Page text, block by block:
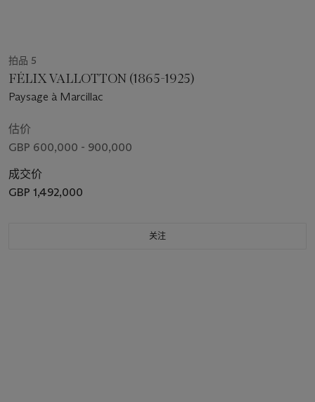
拍品 5
FÉLIX VALLOTTON (1865-1925)
Paysage à Marcillac
估价
GBP 600,000 - 900,000
成交价
GBP 1,492,000
关注